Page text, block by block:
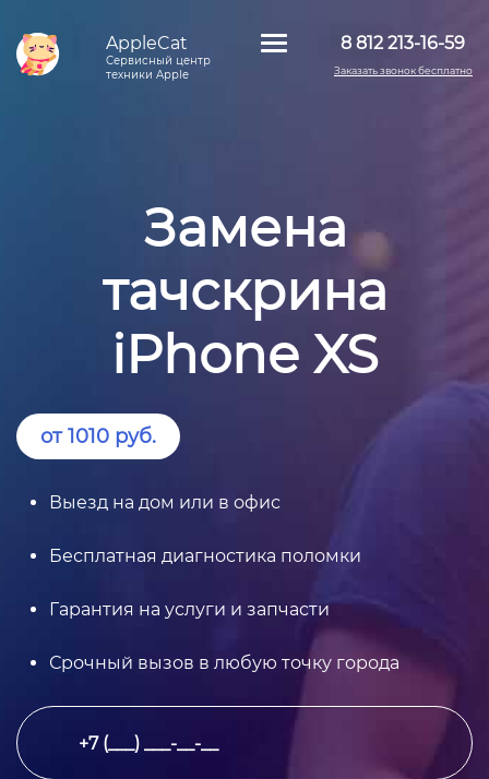
AppleCat
Сервисный центр
техники Apple
8 812 213-16-59
Заказать звонок бесплатно
Замена
тачскрина
iPhone XS
от 1010 руб.
Выезд на дом или в офис
Бесплатная диагностика поломки
Гарантия на услуги и запчасти
Срочный вызов в любую точку города